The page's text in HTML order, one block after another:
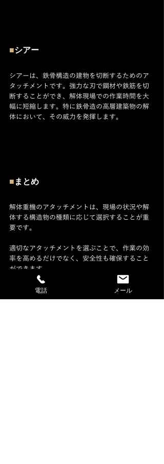
■シアー
シアーは、鉄骨構造の建物を切断するためのア
タッチメントです。強力な刃で鋼材や鉄筋を切
断することができ、解体現場での作業時間を大
幅に短縮します。特に鉄骨造の高層建築物の解
体において、その威力を発揮します。
■ まとめ
解体重機のアタッチメントは、現場の状況や解
体する構造物の種類に応じて選択することが重
要です。
適切なアタッチメントを選ぶことで、作業の効
率を高めるだけでなく、安全性も確保すること
ができます。
今回紹介したブレーカー、クラッシャー、鉄筋
カッター、グラップル、リッパー、シアーなど
電話 メール